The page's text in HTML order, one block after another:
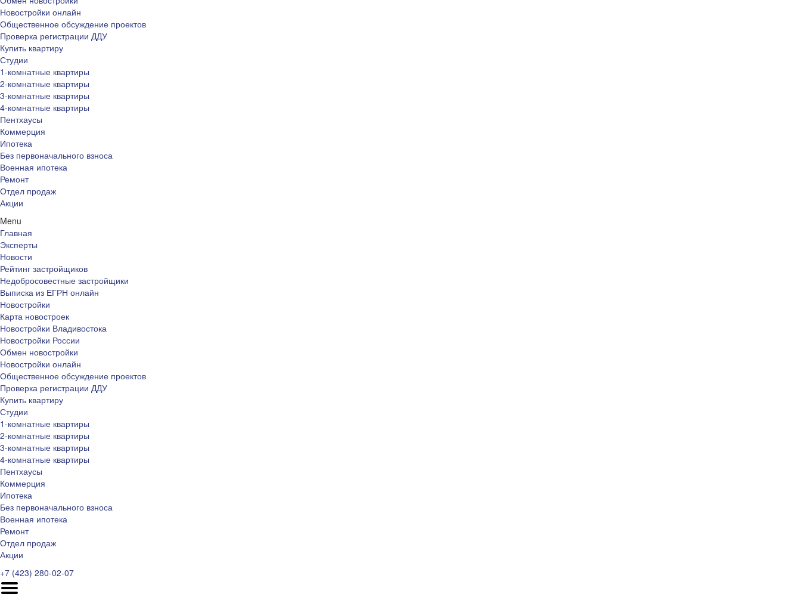
Новостройки онлайн
Общественное обсуждение проектов
Проверка регистрации ДДУ
Купить квартиру
Студии
1-комнатные квартиры
2-комнатные квартиры
3-комнатные квартиры
4-комнатные квартиры
Пентхаусы
Коммерция
Ипотека
Без первоначального взноса
Военная ипотека
Ремонт
Отдел продаж
Акции
Menu
Главная
Эксперты
Новости
Рейтинг застройщиков
Недобросовестные застройщики
Выписка из ЕГРН онлайн
Новостройки
Карта новостроек
Новостройки Владивостока
Новостройки России
Обмен новостройки
Новостройки онлайн
Общественное обсуждение проектов
Проверка регистрации ДДУ
Купить квартиру
Студии
1-комнатные квартиры
2-комнатные квартиры
3-комнатные квартиры
4-комнатные квартиры
Пентхаусы
Коммерция
Ипотека
Без первоначального взноса
Военная ипотека
Ремонт
Отдел продаж
Акции
+7 (423) 280-02-07